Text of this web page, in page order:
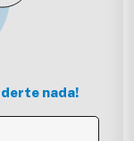
nada!